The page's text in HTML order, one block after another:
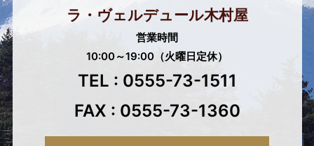
ラ・ヴェルデュール木村屋
営業時間
10:00～19:00（火曜日定休）
TEL : 0555-73-1511
FAX : 0555-73-1360